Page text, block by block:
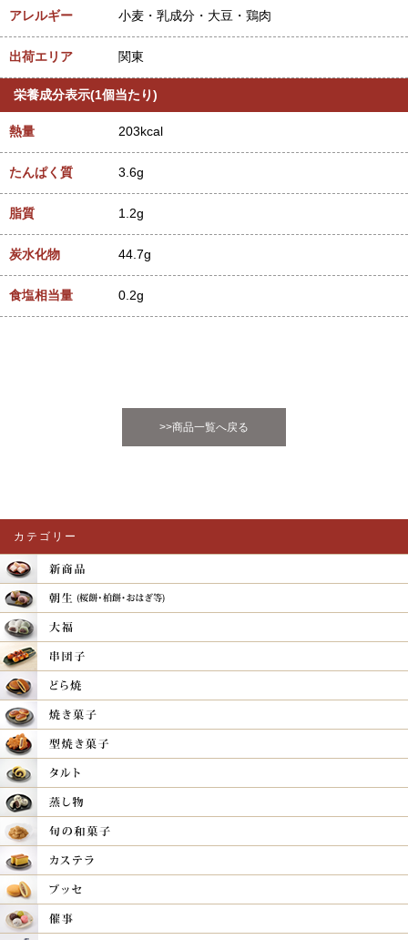
アレルギー 小麦・乳成分・大豆・鶏肉
出荷エリア 関東
栄養成分表示(1個当たり)
熱量 203kcal
たんぱく質 3.6g
脂質 1.2g
炭水化物 44.7g
食塩相当量 0.2g
>>商品一覧へ戻る
カテゴリー